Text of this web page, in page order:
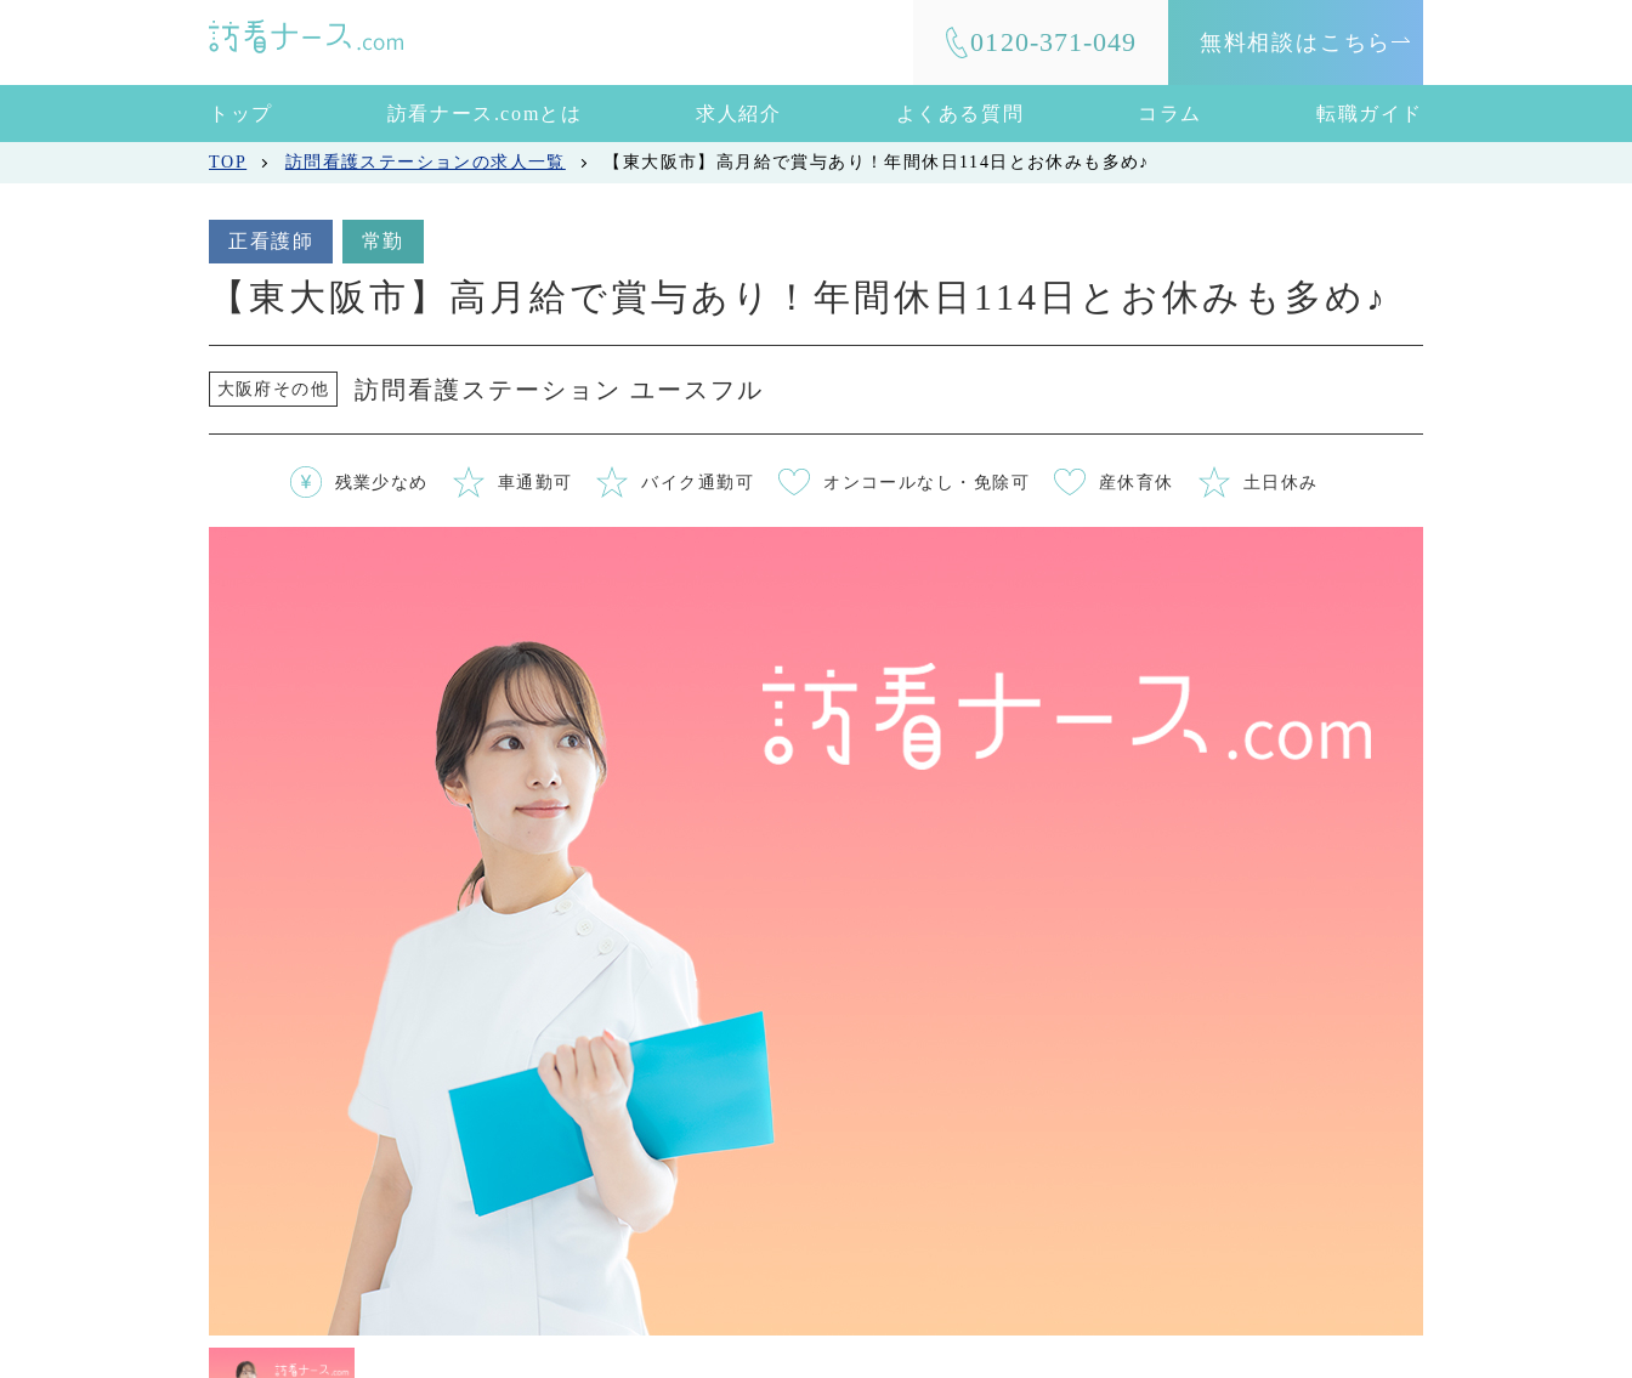
0120-371-049 無料相談はこちら
トップ 訪看ナース.comとは 求人紹介 よくある質問 コラム 転職ガイド
TOP 訪問看護ステーションの求人一覧 【東大阪市】高月給で賞与あり！年間休日114日とお休みも多め♪
正看護師 常勤
【東大阪市】高月給で賞与あり！年間休日114日とお休みも多め♪
大阪府その他 訪問看護ステーション ユースフル
残業少なめ 車通勤可 バイク通勤可 オンコールなし・免除可 産休育休 土日休み